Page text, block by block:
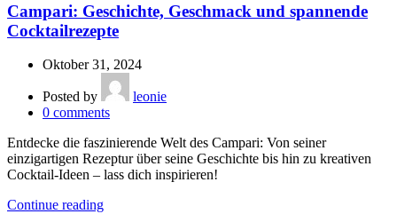
Campari: Geschichte, Geschmack und spannende
Cocktailrezepte
Oktober 31, 2024
Posted by
leonie
0 comments
Entdecke die faszinierende Welt des Campari: Von seiner
einzigartigen Rezeptur über seine Geschichte bis hin zu kreativen
Cocktail-Ideen – lass dich inspirieren!
Continue reading